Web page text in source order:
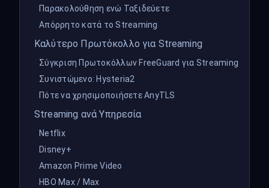
Παρακολούθηση ενώ Ταξιδεύετε
Απόρρητο κατά το Streaming
Καλύτερο Πρωτόκολλο για Streaming
Σύγκριση Πρωτοκόλλων FreeGuard για Streaming
Συνιστώμενο: Hysteria2
Πότε να χρησιμοποιήσετε AnyTLS
Streaming ανά Υπηρεσία
Netflix
Disney+
Amazon Prime Video
HBO Max / Max